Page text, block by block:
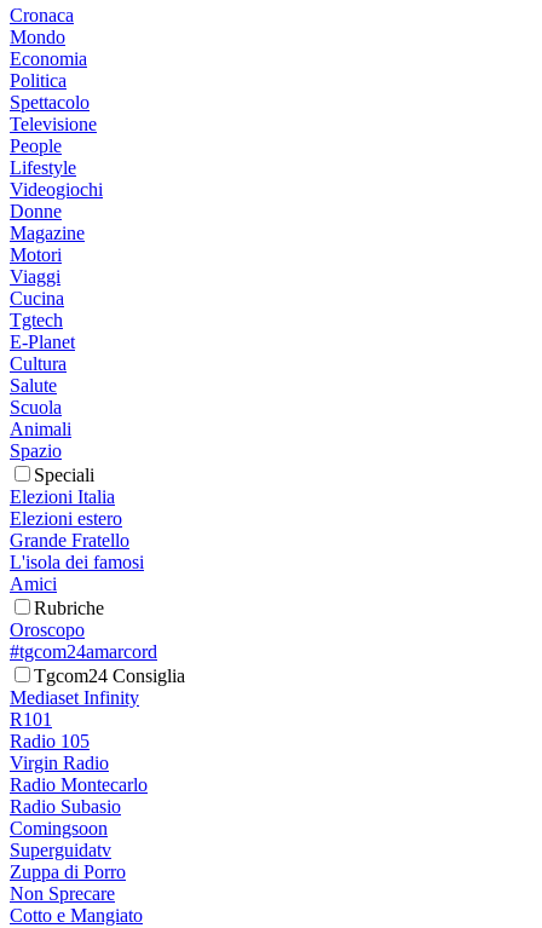
Cronaca
Mondo
Economia
Politica
Spettacolo
Televisione
People
Lifestyle
Videogiochi
Donne
Magazine
Motori
Viaggi
Cucina
Tgtech
E-Planet
Cultura
Salute
Scuola
Animali
Spazio
Speciali
Elezioni Italia
Elezioni estero
Grande Fratello
L'isola dei famosi
Amici
Rubriche
Oroscopo
#tgcom24amarcord
Tgcom24 Consiglia
Mediaset Infinity
R101
Radio 105
Virgin Radio
Radio Montecarlo
Radio Subasio
Comingsoon
Superguidatv
Zuppa di Porro
Non Sprecare
Cotto e Mangiato